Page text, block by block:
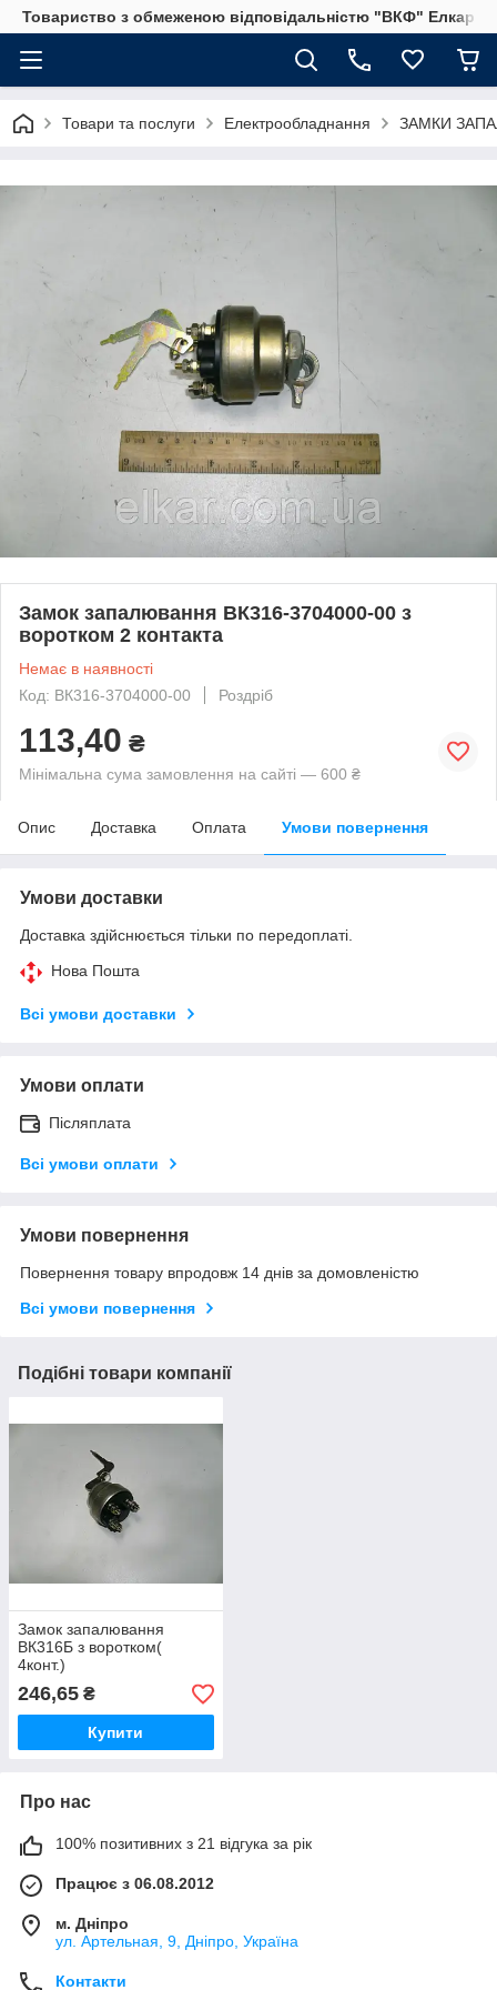
Товариство з обмеженою відповідальністю "ВКФ" Елкар"
Товари та послуги Електрообладнання ЗАМКИ
Замок запалювання ВК316-3704000-00 з
воротком 2 контакта
Немає в наявності
Код: ВК316-3704000-00
Роздріб
113,40 ₴
Мінімальна сума замовлення на сайті — 600 ₴
Опис Доставка Оплата Умови повернення
Умови доставки
Доставка здійснюється тільки по передоплаті.
Нова Пошта
Всі умови доставки
Умови оплати
Післяплата
Всі умови оплати
Умови повернення
Повернення товару впродовж 14 днів за домовленістю
Всі умови повернення
Подібні товари компанії
Замок запалювання
ВК316Б з воротком(
4конт.)
246,65 ₴
Купити
Про нас
100% позитивних з 21 відгука за рік
Працює з 06.08.2012
м. Дніпро
ул. Артельная, 9, Дніпро, Україна
Контакти